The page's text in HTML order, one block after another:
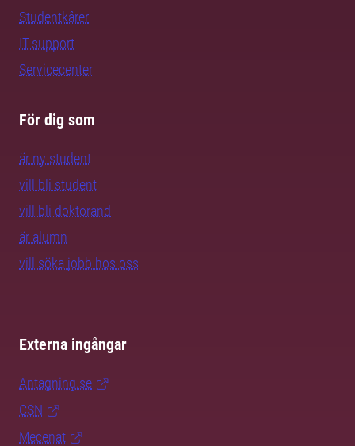
Studentkårer
IT-support
Servicecenter
För dig som
är ny student
vill bli student
vill bli doktorand
är alumn
vill söka jobb hos oss
Externa ingångar
Antagning.se
CSN
Mecenat